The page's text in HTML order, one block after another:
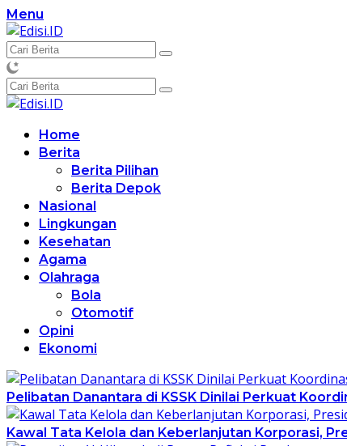
Langsung
ke
konten
Menu
Home
Berita
Berita Pilihan
Berita Depok
Nasional
Lingkungan
Kesehatan
Agama
Olahraga
Bola
Otomotif
Opini
Ekonomi
Pelibatan Danantara di KSSK Dinilai Perkuat
Kawal Tata Kelola dan Keberlanjutan Korporasi,